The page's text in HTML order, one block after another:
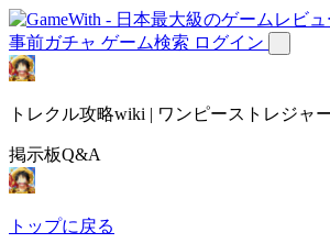
事前ガチャ ゲーム検索 ログイン
トレクル攻略wiki | ワンピーストレジャ
掲示板Q&A
トップに戻る